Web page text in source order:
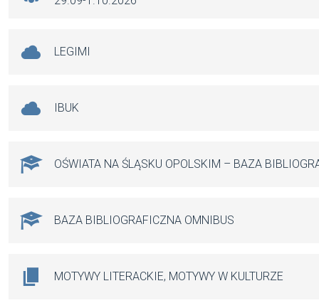
LEGIMI
IBUK
OŚWIATA NA ŚLĄSKU OPOLSKIM – BAZA
BAZA BIBLIOGRAFICZNA OMNIBUS
MOTYWY LITERACKIE, MOTYWY W KULTURZE